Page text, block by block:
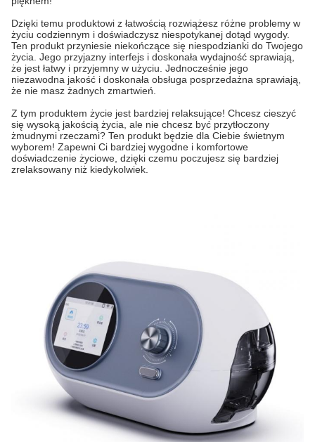
Dzięki temu produktowi z łatwością rozwiążesz różne problemy w
życiu codziennym i doświadczysz niespotykanej dotąd wygody.
Ten produkt przyniesie niekończące się niespodzianki do Twojego
życia. Jego przyjazny interfejs i doskonała wydajność sprawiają,
że jest łatwy i przyjemny w użyciu. Jednocześnie jego
niezawodna jakość i doskonała obsługa posprzedażna sprawiają,
że nie masz żadnych zmartwień.
Z tym produktem życie jest bardziej relaksujące! Chcesz cieszyć
się wysoką jakością życia, ale nie chcesz być przytłoczony
żmudnymi rzeczami? Ten produkt będzie dla Ciebie świetnym
wyborem! Zapewni Ci bardziej wygodne i komfortowe
doświadczenie życiowe, dzięki czemu poczujesz się bardziej
zrelaksowany niż kiedykolwiek.